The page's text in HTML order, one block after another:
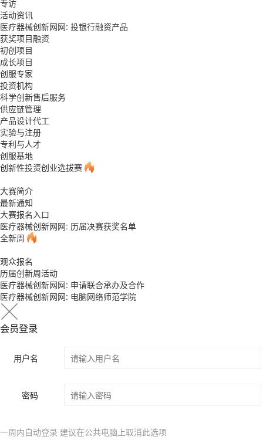
专访
活动资讯
医疗器械创新网网: 投银行融资产品
获奖项目融资
初创项目
成长项目
创服专家
投资机构
科学创新售后服务
供应链管理
产品设计代工
实验与注册
专利与人才
创服基地
创新性投资创业选拔赛
大赛简介
最新通知
大赛报名入口
医疗器械创新网网: 历届决赛获奖名单
全新周
观众报名
历届创新周活动
医疗器械创新网网: 申请联合承办及合作
医疗器械创新网网: 电脑网络师范学院
会员登录
用户名
密码
一周内自动登录 建议在公共电脑上取消此选项